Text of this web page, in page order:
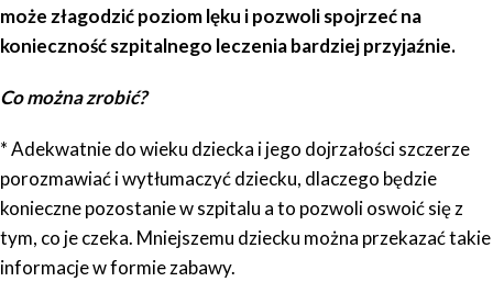
może złagodzić poziom lęku i pozwoli spojrzeć na
konieczność szpitalnego leczenia bardziej przyjaźnie.
Co można zrobić?
* Adekwatnie do wieku dziecka i jego dojrzałości szczerze
porozmawiać i wytłumaczyć dziecku, dlaczego będzie
konieczne pozostanie w szpitalu a to pozwoli oswoić się z
tym, co je czeka. Mniejszemu dziecku można przekazać takie
informacje w formie zabawy.